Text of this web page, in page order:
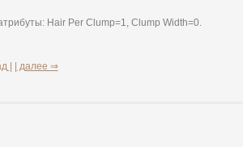
Hair Per Clump=1, Clump Width=0.
| | далее ⇒